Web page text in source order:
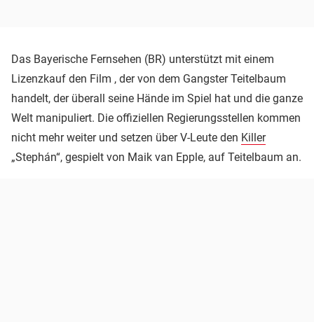
Das Bayerische Fernsehen (BR) unterstützt mit einem
Lizenzkauf den Film , der von dem Gangster Teitelbaum
handelt, der überall seine Hände im Spiel hat und die ganze
Welt manipuliert. Die offiziellen Regierungsstellen kommen
nicht mehr weiter und setzen über V-Leute den Killer
„Stephán“, gespielt von Maik van Epple, auf Teitelbaum an.